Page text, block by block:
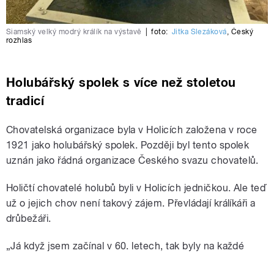
Siamský velký modrý králík na výstavě foto: Jitka Slezáková, Český
rozhlas
Holubářský spolek s více než stoletou
tradicí
Chovatelská organizace byla v Holicích založena v roce
1921 jako holubářský spolek. Později byl tento spolek
uznán jako řádná organizace Českého svazu chovatelů.
Holičtí chovatelé holubů byli v Holicích jedničkou. Ale teď
už o jejich chov není takový zájem. Převládají králíkáři a
drůbežáři.
„Já když jsem začínal v 60. letech, tak byly na každé